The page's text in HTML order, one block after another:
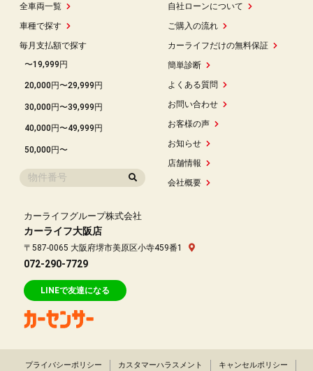
全車両一覧
車種で探す
毎月支払額で探す
〜19,999円
20,000円〜29,999円
30,000円〜39,999円
40,000円〜49,999円
50,000円〜
自社ローンについて
ご購入の流れ
カーライフだけの無料保証
簡単診断
よくある質問
お問い合わせ
お客様の声
お知らせ
店舗情報
会社概要
カーライフグループ株式会社
カーライフ大阪店
〒587-0065 大阪府堺市美原区小寺459番1
072-290-7729
LINEで友達になる
プライバシーポリシー カスタマーハラスメント キャンセルポリシー